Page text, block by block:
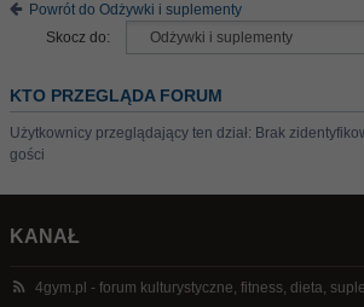
Powrót do Odżywki i suplementy
Skocz do:
KTO PRZEGLĄDA FORUM
Użytkownicy przeglądający ten dział: Brak
gości
KANAŁ
4gym.pl - forum kulturystyczne, fitness, dieta,